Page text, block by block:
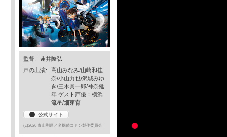
監督:
蓮井隆弘
声の出演:
高山みなみ/山崎和佳
奈/小山力也/沢城みゆ
き/三木眞一郎/神奈延
年 ゲスト声優：横浜
流星/畑芽育
公式サイト
(c)2026 青山剛昌／名探偵コナン製作委員会